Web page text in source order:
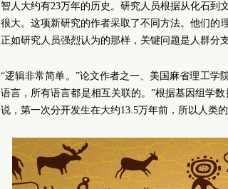
智人大约有23万年的历史。研究人员根据从化石到
很大。这项新研究的作者采取了不同方法。他们
正如研究人员强烈认为的那样，关键问题是人群分
“逻辑非常简单。”论文作者之一、美国麻省理工学
语言，所有语言都是相互关联的。”根据基因组学
说，第一次分开发生在大约13.5万年前，所以人类